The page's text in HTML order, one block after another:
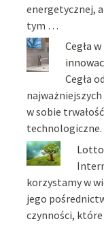
energetycznej, a
tym …
Cegła
Cegła
w sobie
korzystamy w
jego
czynności,